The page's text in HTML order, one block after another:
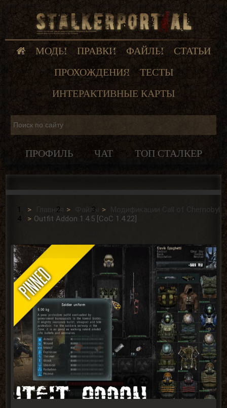
МОДЫ ПРАВКИ ФАЙЛЫ
СТАТЬИ
ПРОХОЖДЕНИЯ
ТЕСТЫ
ИНТЕРАКТИВНЫЕ КАРТЫ
ПРОФИЛЬ ЧАТ ТОП СТАЛКЕР
Главная Файлы
Модификации Сall of Сhernobyl
Outfit Addon 1.4.5 [CoC 1.4.22]